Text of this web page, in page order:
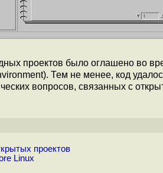
проектов было оглашено во
Тем не менее, код
вопросов, связанных с
проектов
Linux